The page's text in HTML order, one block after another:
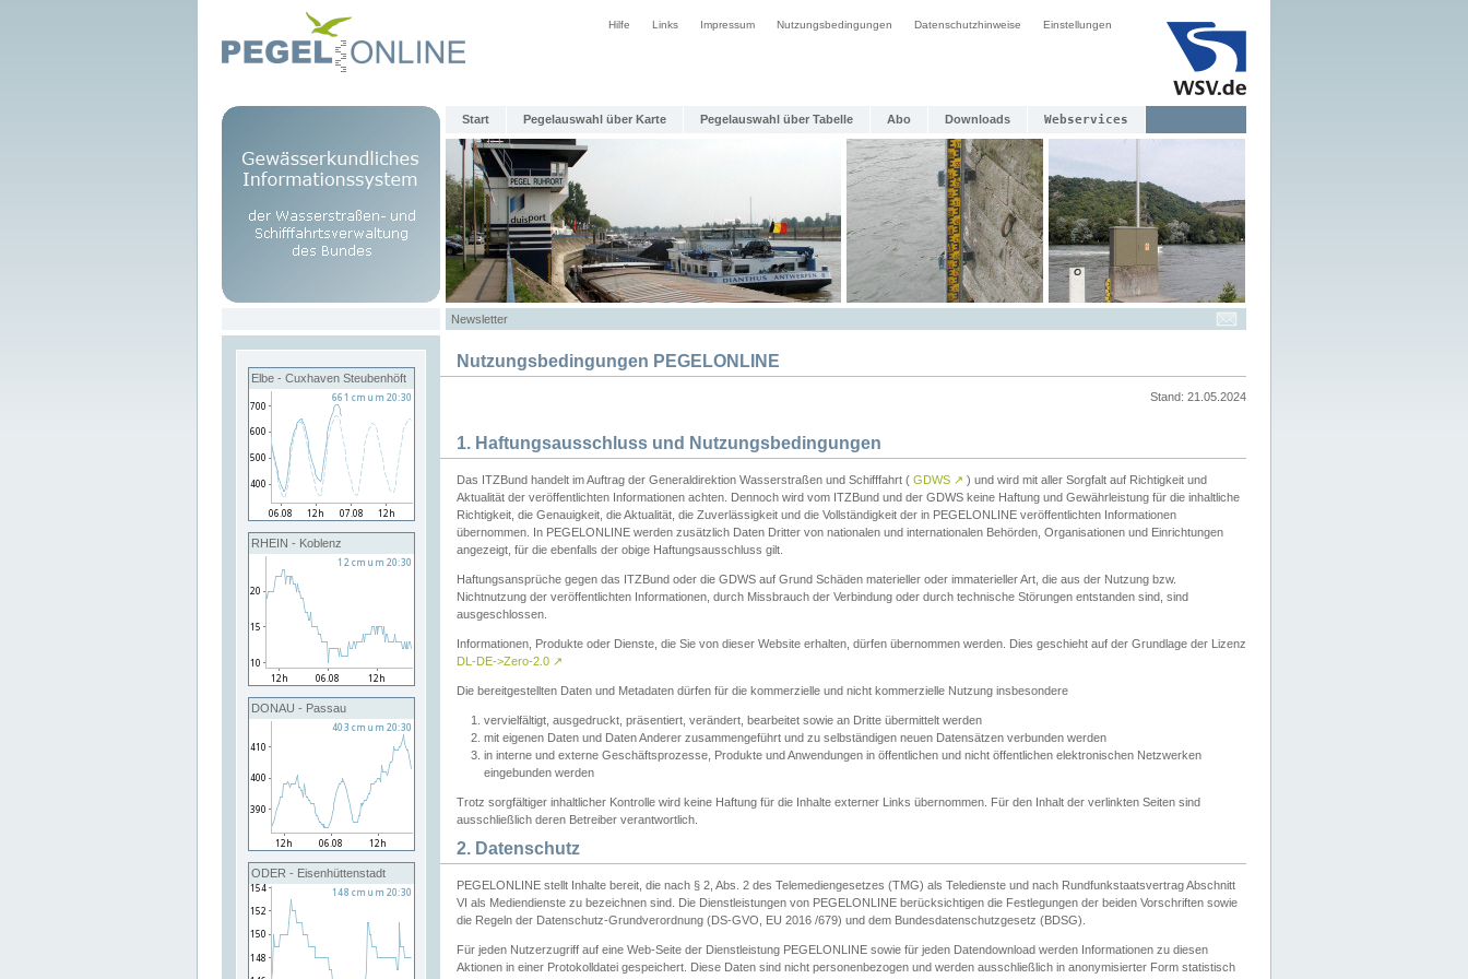
Hilfe Links Impressum Nutzungsbedingungen Datenschutzhinweise Einstellungen
Start Pegelauswahl über Karte Pegelauswahl über Tabelle Abo Downloads Webservices
Newsletter
Elbe - Cuxhaven Steubenhöft
RHEIN - Koblenz
DONAU - Passau
ODER - Eisenhüttenstadt
Nutzungsbedingungen PEGELONLINE
Stand: 21.05.2024
1. Haftungsausschluss und Nutzungsbedingungen
Das ITZBund handelt im Auftrag der Generaldirektion Wasserstraßen und Schifffahrt ( GDWS ↗ ) und wird mit aller Sorgfalt auf Richtigkeit und
Aktualität der veröffentlichten Informationen achten. Dennoch wird vom ITZBund und der GDWS keine Haftung und Gewährleistung für die inhaltliche
Richtigkeit, die Genauigkeit, die Aktualität, die Zuverlässigkeit und die Vollständigkeit der in PEGELONLINE veröffentlichten Informationen
übernommen. In PEGELONLINE werden zusätzlich Daten Dritter von nationalen und internationalen Behörden, Organisationen und Einrichtungen
angezeigt, für die ebenfalls der obige Haftungsausschluss gilt.
Haftungsansprüche gegen das ITZBund oder die GDWS auf Grund Schäden materieller oder immaterieller Art, die aus der Nutzung bzw.
Nichtnutzung der veröffentlichten Informationen, durch Missbrauch der Verbindung oder durch technische Störungen entstanden sind, sind
ausgeschlossen.
Informationen, Produkte oder Dienste, die Sie von dieser Website erhalten, dürfen übernommen werden. Dies geschieht auf der Grundlage der Lizenz
DL-DE->Zero-2.0 ↗
Die bereitgestellten Daten und Metadaten dürfen für die kommerzielle und nicht kommerzielle Nutzung insbesondere
vervielfältigt, ausgedruckt, präsentiert, verändert, bearbeitet sowie an Dritte übermittelt werden
mit eigenen Daten und Daten Anderer zusammengeführt und zu selbständigen neuen Datensätzen verbunden werden
in interne und externe Geschäftsprozesse, Produkte und Anwendungen in öffentlichen und nicht öffentlichen elektronischen Netzwerken
eingebunden werden
Trotz sorgfältiger inhaltlicher Kontrolle wird keine Haftung für die Inhalte externer Links übernommen. Für den Inhalt der verlinkten Seiten sind
ausschließlich deren Betreiber verantwortlich.
2. Datenschutz
PEGELONLINE stellt Inhalte bereit, die nach § 2, Abs. 2 des Telemediengesetzes (TMG) als Teledienste und nach Rundfunkstaatsvertrag Abschnitt
VI als Mediendienste zu bezeichnen sind. Die Dienstleistungen von PEGELONLINE berücksichtigen die Festlegungen der beiden Vorschriften sowie
die Regeln der Datenschutz-Grundverordnung (DS-GVO, EU 2016 /679) und dem Bundesdatenschutzgesetz (BDSG).
Für jeden Nutzerzugriff auf eine Web-Seite der Dienstleistung PEGELONLINE sowie für jeden Datendownload werden Informationen zu diesen
Aktionen in einer Protokolldatei gespeichert. Diese Daten sind nicht personenbezogen und werden ausschließlich in anonymisierter Form statistisch